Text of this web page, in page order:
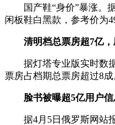
国产鞋“身价”暴涨。据
闲板鞋白黑款，参考价为
清明档总票房超7亿
据灯塔专业版实时数据
票房占档期总票房超过8成
脸书被曝超5亿用户
据4月5日俄罗斯网站报